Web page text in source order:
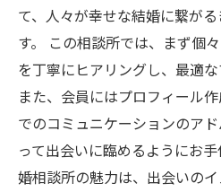
て、人々が幸せな結婚に繋が
す。 この相談所では、まず個
を丁寧にヒアリングし、最適な
また、会員にはプロフィール
でのコミュニケーションのア
って出会いに臨めるようにお
婚相談所の魅力は、出会いの